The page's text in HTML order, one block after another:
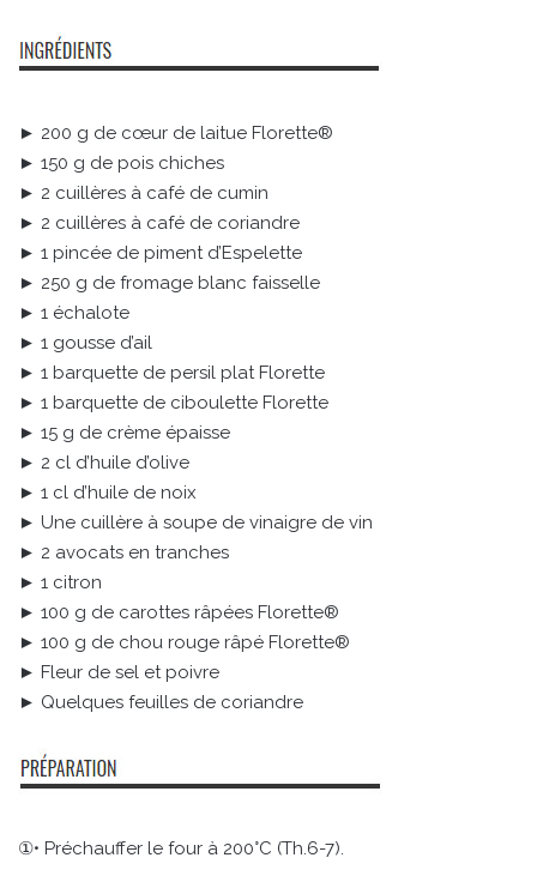
► 200 g de cœur de laitue Florette®
► 150 g de pois chiches
► 2 cuillères à café de cumin
► 2 cuillères à café de coriandre
► 1 pincée de piment d’Espelette
► 250 g de fromage blanc faisselle
► 1 échalote
► 1 gousse d’ail
► 1 barquette de persil plat Florette
► 1 barquette de ciboulette Florette
► 15 g de crème épaisse
► 2 cl d’huile d’olive
► 1 cl d’huile de noix
► Une cuillère à soupe de vinaigre de vin
► 2 avocats en tranches
► 1 citron
► 100 g de carottes râpées Florette®
► 100 g de chou rouge râpé Florette®
► Fleur de sel et poivre
► Quelques feuilles de coriandre
①• Préchauffer le four à 200°C (Th.6-7).